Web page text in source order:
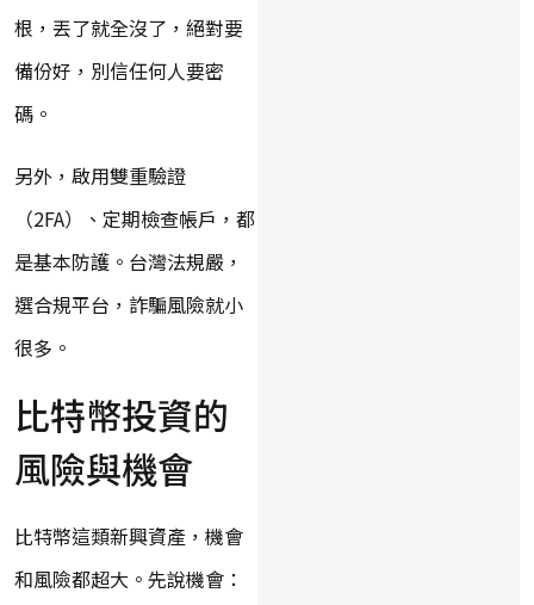
根，丟了就全沒了，絕對要
備份好，別信任何人要密
碼。
另外，啟用雙重驗證
（2FA）、定期檢查帳戶，都
是基本防護。台灣法規嚴，
選合規平台，詐騙風險就小
很多。
比特幣投資的
風險與機會
比特幣這類新興資產，機會
和風險都超大。先說機會：